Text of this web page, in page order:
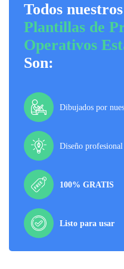
Todos nuestros
Plantillas de
Operativos
Son:
Dibujados por
Diseño
100% GRATIS
Listo para usar